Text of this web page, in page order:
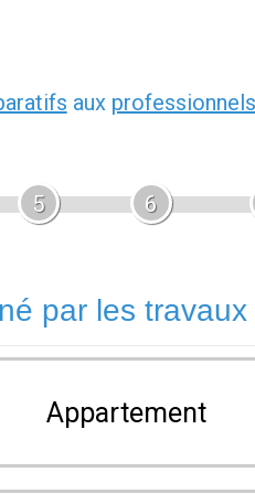
aux professionnels
5 6
par les travaux
Appartement